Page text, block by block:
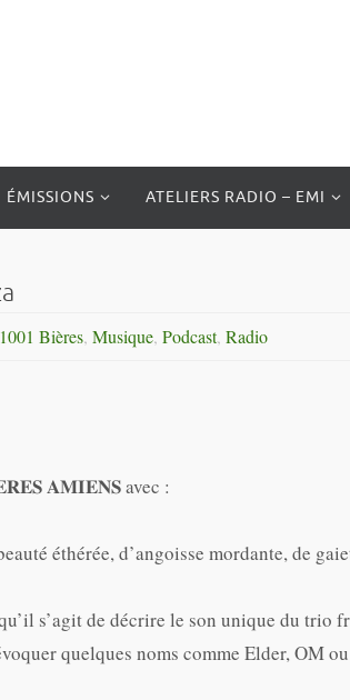
ÉMISSIONS ATELIERS RADIO – EMI
Bières, Musique, Podcast, Radio
𝐀𝐌𝐈𝐄𝐍𝐒 avec :
éthérée, d’angoisse mordante, de
s’agit de décrire le son unique du trio
quelques noms comme Elder, OM